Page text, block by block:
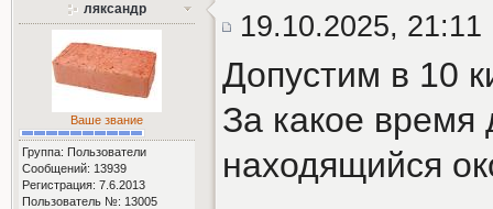
ляксандр
Ваше звание
Группа: Пользователи
Сообщений: 13939
Регистрация: 7.6.2013
Пользователь №: 13005
19.10.2025, 21:11
Допустим в 10
За какое время
находящийся